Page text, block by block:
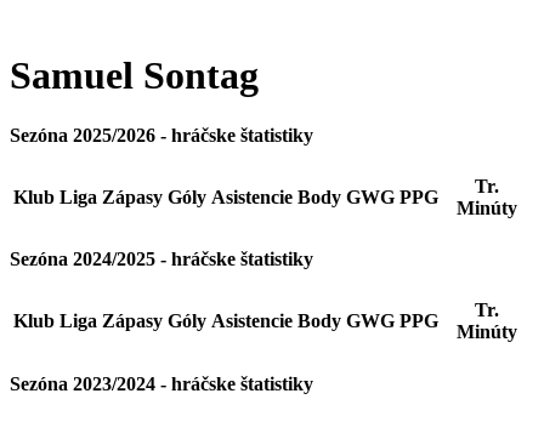
Samuel Sontag
Sezóna 2025/2026 - hráčske štatistiky
Klub Liga Zápasy Góly Asistencie Body GWG PPG
Tr.
Minúty
Sezóna 2024/2025 - hráčske štatistiky
Klub Liga Zápasy Góly Asistencie Body GWG PPG
Tr.
Minúty
Sezóna 2023/2024 - hráčske štatistiky